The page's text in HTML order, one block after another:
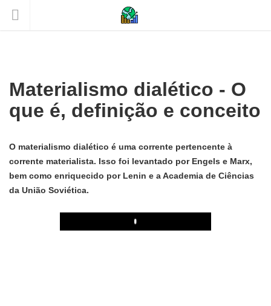
Materialismo dialético - O
que é, definição e conceito
O materialismo dialético é uma corrente pertencente à
corrente materialista. Isso foi levantado por Engels e Marx,
bem como enriquecido por Lenin e a Academia de Ciências
da União Soviética.
Play